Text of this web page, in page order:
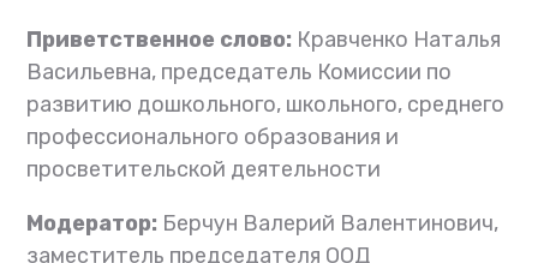
Приветственное слово: Кравченко Наталья
Васильевна, председатель Комиссии по
развитию дошкольного, школьного, среднего
профессионального образования и
просветительской деятельности
Модератор: Берчун Валерий Валентинович,
заместитель председателя ООД